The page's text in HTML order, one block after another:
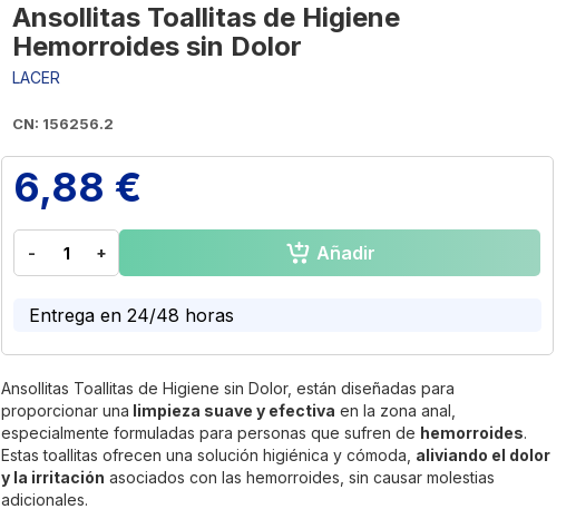
Ansollitas Toallitas de Higiene
Hemorroides sin Dolor
LACER
CN: 156256.2
6,88 €
- + Añadir
Entrega en 24/48 horas
Ansollitas Toallitas de Higiene sin Dolor, están diseñadas para
proporcionar una limpieza suave y efectiva en la zona anal,
especialmente formuladas para personas que sufren de hemorroides.
Estas toallitas ofrecen una solución higiénica y cómoda, aliviando el dolor
y la irritación asociados con las hemorroides, sin causar molestias
adicionales.